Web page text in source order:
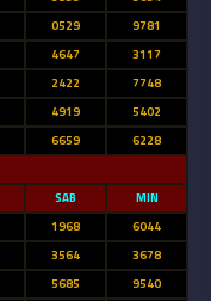
0529
9781
4647
3117
2422
7748
4919
5402
6659
6228
SAB
MIN
1968
6044
3564
3678
5685
9540